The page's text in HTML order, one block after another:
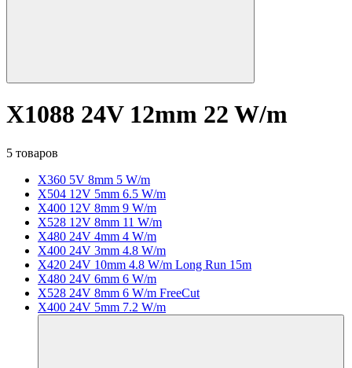
X1088 24V 12mm 22 W/m
5 товаров
X360 5V 8mm 5 W/m
X504 12V 5mm 6.5 W/m
X400 12V 8mm 9 W/m
X528 12V 8mm 11 W/m
X480 24V 4mm 4 W/m
X400 24V 3mm 4.8 W/m
X420 24V 10mm 4.8 W/m Long Run 15m
X480 24V 6mm 6 W/m
X528 24V 8mm 6 W/m FreeCut
X400 24V 5mm 7.2 W/m